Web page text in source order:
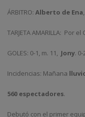
ÁRBITRO: Alberto de Ena
TARJETA AMARILLA: Por el
GOLES: 0-1, m. 11, Jony. 0-
Incidencias: Mañana
560 espectadores.
Debutó con el primer